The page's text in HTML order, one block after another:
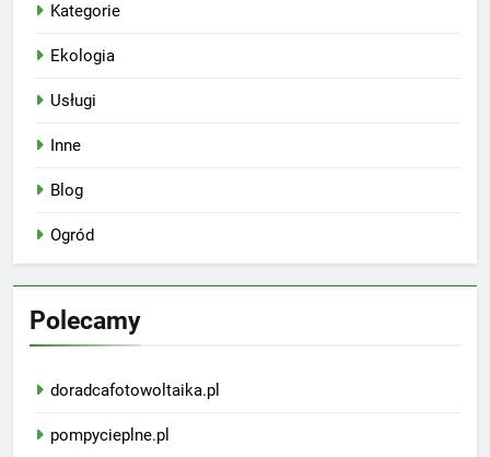
Kategorie
Ekologia
Usługi
Inne
Blog
Ogród
Polecamy
doradcafotowoltaika.pl
pompycieplne.pl